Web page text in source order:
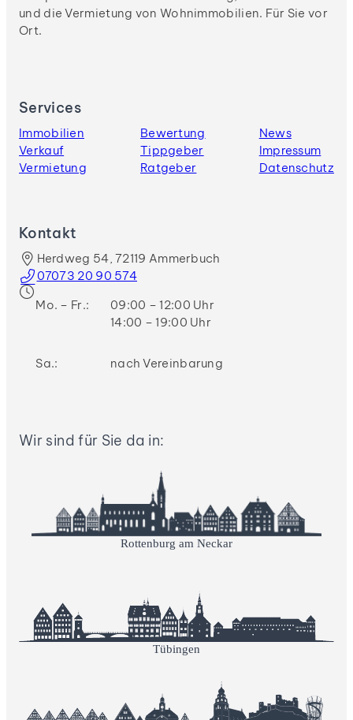
und die Vermietung von Wohnimmobilien. Für Sie vor
Ort.
Services
Immobilien
Verkauf
Vermietung
Bewertung
Tippgeber
Ratgeber
News
Impressum
Datenschutz
Kontakt
Herdweg 54, 72119 Ammerbuch
07073 20 90 574
Mo. – Fr.:
09:00 – 12:00 Uhr
14:00 – 19:00 Uhr
Sa.: nach Vereinbarung
Wir sind für Sie da in:
Rottenburg am Neckar
Tübingen